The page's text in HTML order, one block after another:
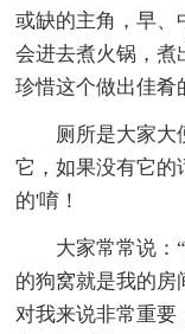
或缺的主角，早、
会进去煮火锅，煮
珍惜这个做出佳肴
厕所是大家大便
它，如果没有它的
的'唷！
大家常常说：“
的狗窝就是我的房
对我来说非常重要